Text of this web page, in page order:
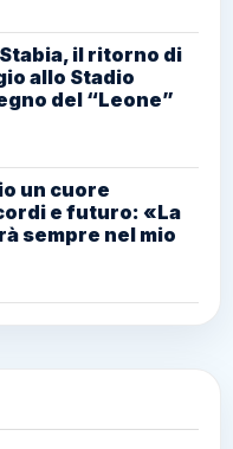
il ritorno di
allo Stadio
del “Leone”
un cuore
e futuro: «La
sempre nel mio